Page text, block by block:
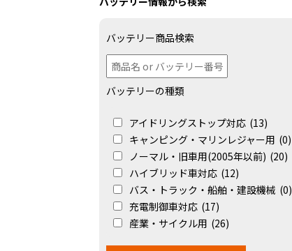
バッテリー商品検索
バッテリーの種類
アイドリングストップ対応 (13)
キャンピング・マリンレジャー用 (0)
ノーマル・旧車用(2005年以前) (20)
ハイブリッド車対応 (12)
バス・トラック・船舶・建設機械 (0)
充電制御車対応 (17)
産業・サイクル用 (26)